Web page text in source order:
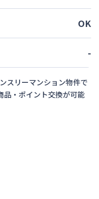
OK
-
スリーマンション物件で
品・ポイント交換が可能